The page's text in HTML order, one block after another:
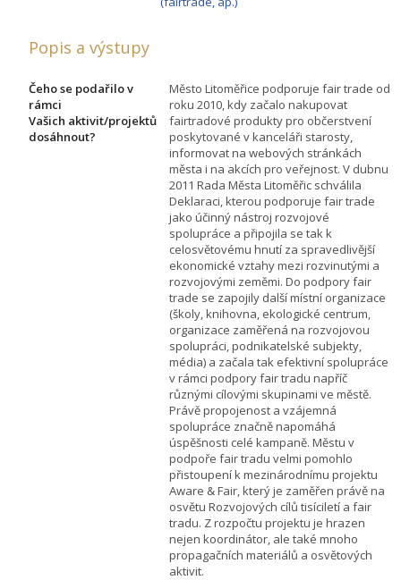
Popis a výstupy
Čeho se podařilo v
rámci
Vašich aktivit/projektů
dosáhnout?
Město Litoměřice podporuje fair trade od
roku 2010, kdy začalo nakupovat
fairtradové produkty pro občerstvení
poskytované v kanceláři starosty,
informovat na webových stránkách
města i na akcích pro veřejnost. V dubnu
2011 Rada Města Litoměřic schválila
Deklaraci, kterou podporuje fair trade
jako účinný nástroj rozvojové
spolupráce a připojila se tak k
celosvětovému hnutí za spravedlivější
ekonomické vztahy mezi rozvinutými a
rozvojovými zeměmi. Do podpory fair
trade se zapojily další místní organizace
(školy, knihovna, ekologické centrum,
organizace zaměřená na rozvojovou
spolupráci, podnikatelské subjekty,
média) a začala tak efektivní spolupráce
v rámci podpory fair tradu napříč
různými cílovými skupinami ve městě.
Právě propojenost a vzájemná
spolupráce značně napomáhá
úspěšnosti celé kampaně. Městu v
podpoře fair tradu velmi pomohlo
přistoupení k mezinárodnímu projektu
Aware & Fair, který je zaměřen právě na
osvětu Rozvojových cílů tisíciletí a fair
tradu. Z rozpočtu projektu je hrazen
nejen koordinátor, ale také mnoho
propagačních materiálů a osvětových
aktivit.